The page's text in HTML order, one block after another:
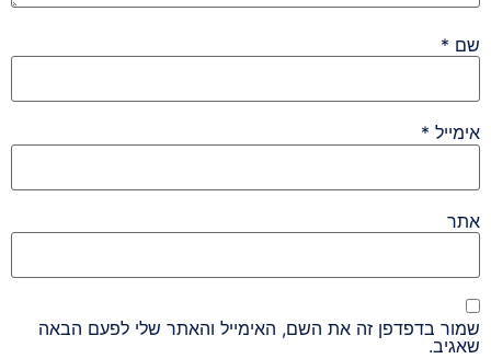
שם *
אימייל *
אתר
שמור בדפדפן זה את השם, האימייל והאתר שלי לפעם הבאה
שאגיב.